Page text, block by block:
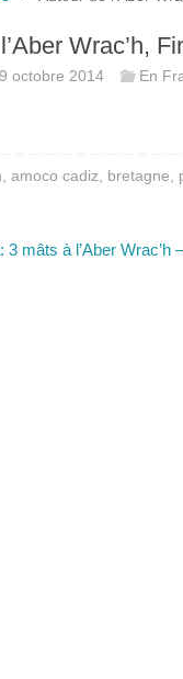
Wrac’h,
9 octobre 2014 En
,amoco cadiz bretagne
3 mâts à l’Aber Wrac’h